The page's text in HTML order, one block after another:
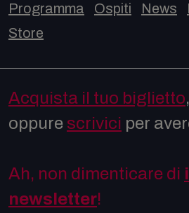
Programma Ospiti News
Store
Acquista il tuo biglietto,
oppure scrivici per
Ah, non dimenticare di
newsletter!